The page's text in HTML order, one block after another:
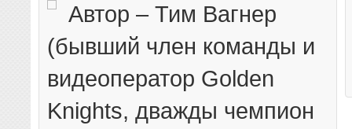
Автор – Тим Вагнер
(бывший член команды и
видеоператор Golden
Knights, дважды чемпион